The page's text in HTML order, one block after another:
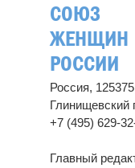
СОЮЗ
ЖЕНЩИН
РОССИИ
Россия,
Глинищевский
+7 (495) 629-
Главный